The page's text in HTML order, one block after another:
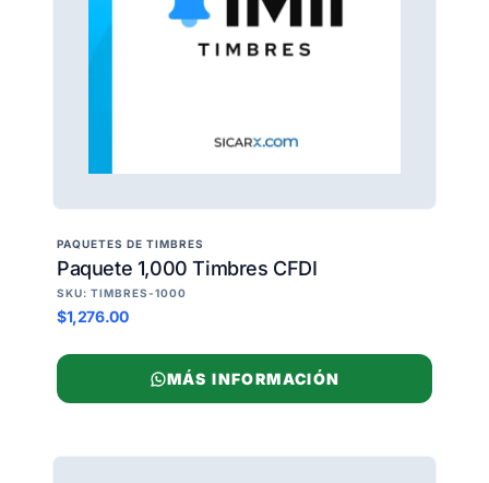
PAQUETES DE TIMBRES
Paquete 1,000 Timbres CFDI
SKU: TIMBRES-1000
$1,276.00
MÁS INFORMACIÓN